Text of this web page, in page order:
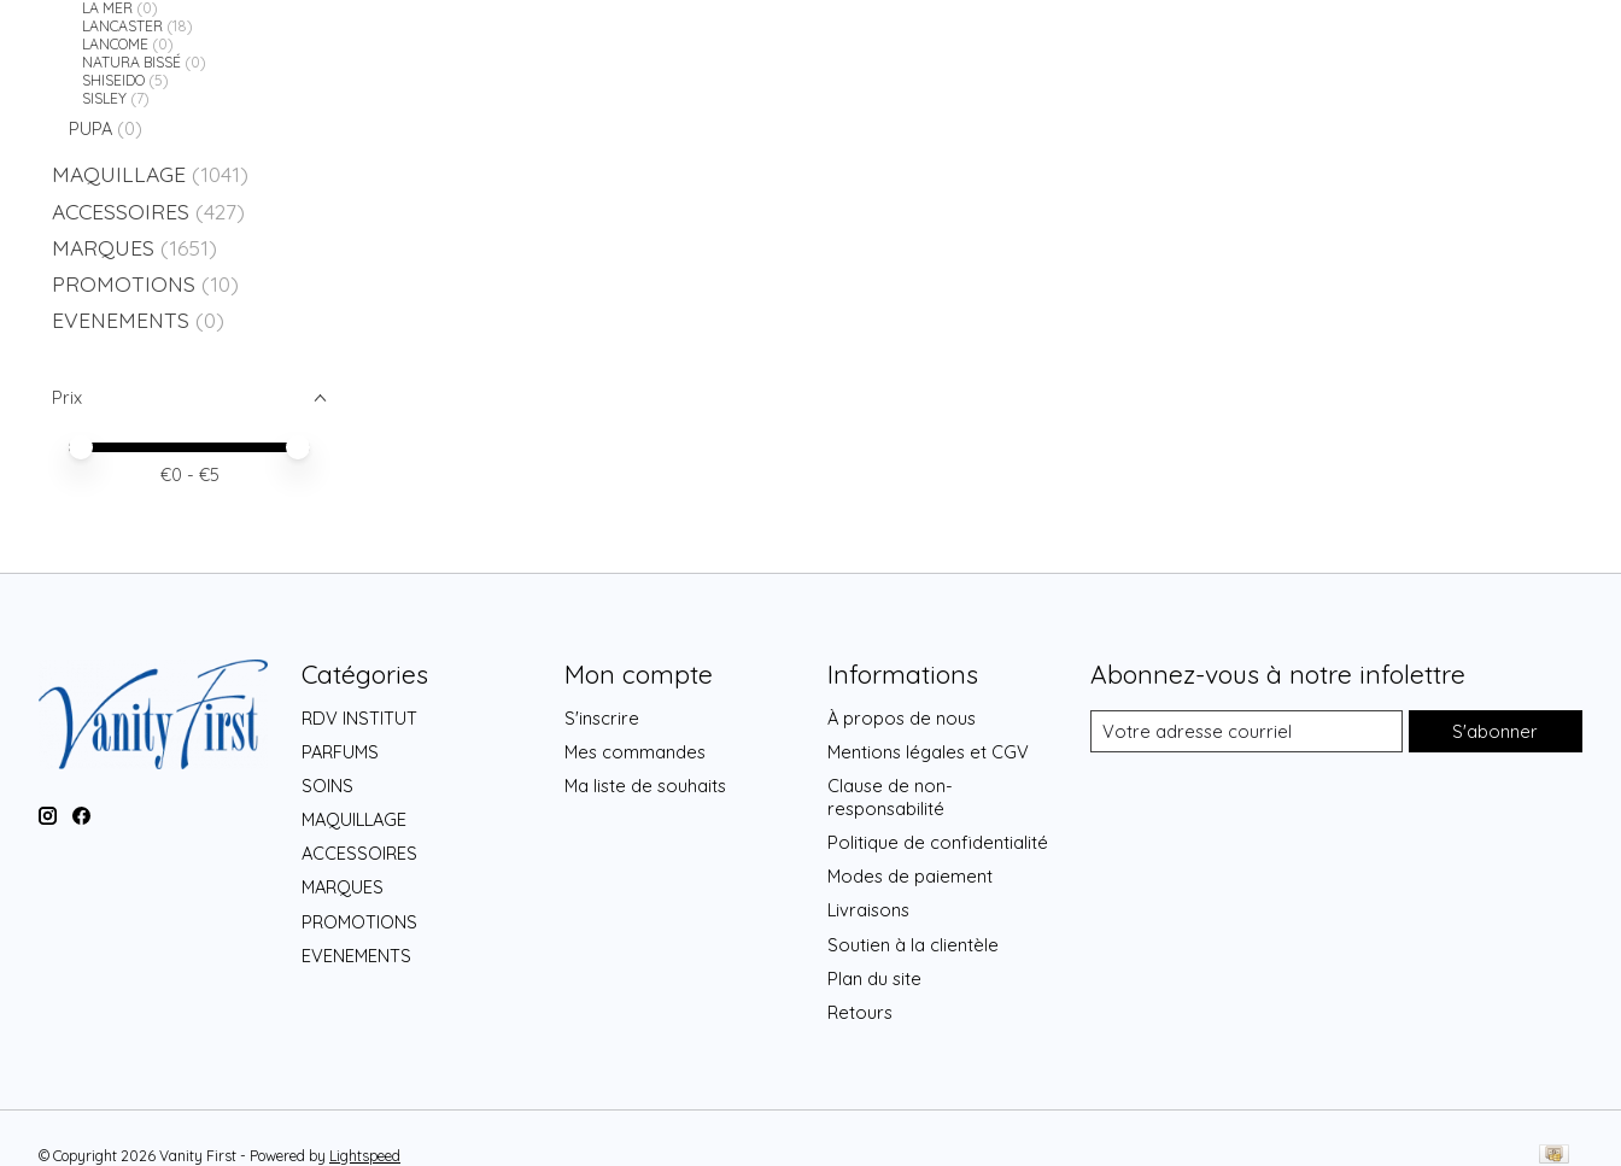
LA MER (0)
LANCASTER (18)
LANCOME (0)
NATURA BISSÉ (0)
SHISEIDO (5)
SISLEY (7)
PUPA (0)
MAQUILLAGE (1041)
ACCESSOIRES (427)
MARQUES (1651)
PROMOTIONS (10)
EVENEMENTS (0)
Prix
Prix minimum
Price maximum value
€0 - €5
Catégories
RDV INSTITUT
PARFUMS
SOINS
MAQUILLAGE
ACCESSOIRES
MARQUES
PROMOTIONS
EVENEMENTS
Mon compte
S'inscrire
Mes commandes
Ma liste de souhaits
Informations
À propos de nous
Mentions légales et CGV
Clause de non-
responsabilité
Politique de confidentialité
Modes de paiement
Livraisons
Soutien à la clientèle
Plan du site
Retours
Abonnez-vous à notre infolettre
S'abonner
© Copyright 2026 Vanity First - Powered by Lightspeed